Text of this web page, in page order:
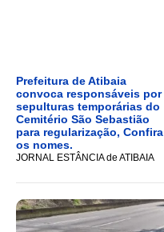
Prefeitura de Atibaia
convoca responsáveis por
sepulturas temporárias do
Cemitério São Sebastião
para regularização, Confira
os nomes.
JORNAL ESTÂNCIA de ATIBAIA